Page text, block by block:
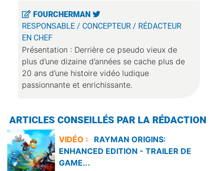
FOURCHERMAN
RESPONSABLE / CONCEPTEUR / RÉDACTEUR
EN CHEF
Présentation : Derrière ce pseudo vieux de
plus d’une dizaine d’années se cache plus de
20 ans d’une histoire vidéo ludique
passionnante et enrichissante.
ARTICLES CONSEILLÉS PAR LA RÉDACTION
VIDÉO :
RAYMAN ORIGINS:
ENHANCED EDITION - TRAILER DE
GAME...